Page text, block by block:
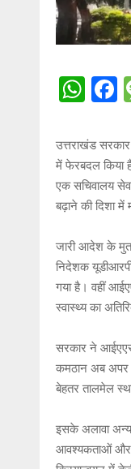
W
at
s
A
p
p
F
b
o
o
k
उत्तराखंड
में फेरबदल किया
एक सचिवालय
बढ़ाने की दिशा में
जारी आदेश के
निदेशक
गया है। वहीं
स्वास्थ्य का
सरकार ने आईएएस
कमठान अब अपर
बेहतर तालमेल
इसके अलावा
आवश्यकताओं और